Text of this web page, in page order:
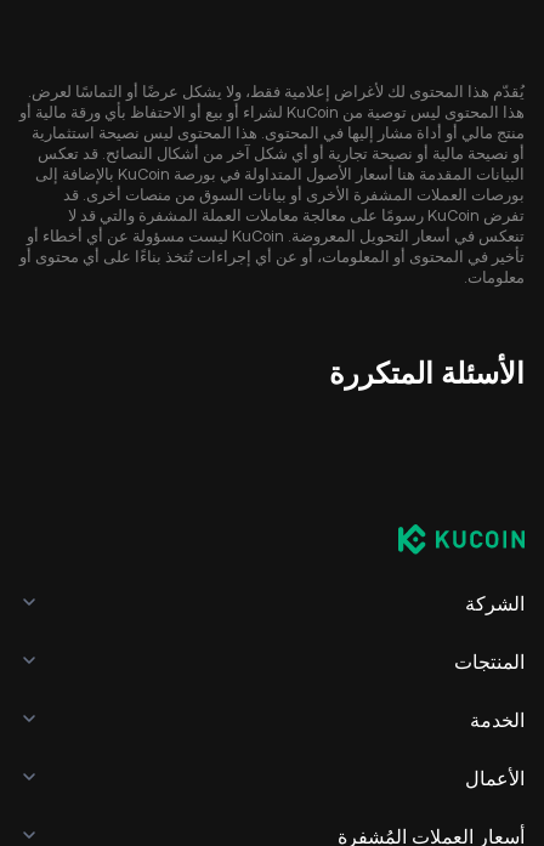
يُقدّم هذا المحتوى لك لأغراض إعلامية فقط، ولا يشكل عرضًا أو التماسًا لعرض.
هذا المحتوى ليس توصية من KuCoin لشراء أو بيع أو الاحتفاظ بأي ورقة مالية أو
منتج مالي أو أداة مشار إليها في المحتوى. هذا المحتوى ليس نصيحة استثمارية
أو نصيحة مالية أو نصيحة تجارية أو أي شكل آخر من أشكال النصائح. قد تعكس
البيانات المقدمة هنا أسعار الأصول المتداولة في بورصة KuCoin بالإضافة إلى
بورصات العملات المشفرة الأخرى أو بيانات السوق من منصات أخرى. قد
تفرض KuCoin رسومًا على معالجة معاملات العملة المشفرة والتي قد لا
تنعكس في أسعار التحويل المعروضة. KuCoin ليست مسؤولة عن أي أخطاء أو
تأخير في المحتوى أو المعلومات، أو عن أي إجراءات تُتخذ بناءًا على أي محتوى أو
معلومات.
الأسئلة المتكررة
الشركة
المنتجات
الخدمة
الأعمال
أسعار العملات المُشفرة